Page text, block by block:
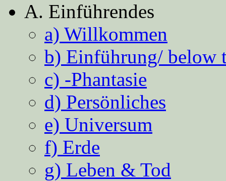
A. Einführendes
a) Willkommen
b) Einführung/ below
c) -Phantasie
d) Persönliches
e) Universum
f) Erde
g) Leben & Tod